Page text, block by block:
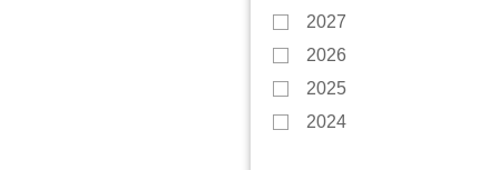
Arbor
Art-Tex
Artec
Atlant
2027
2026
2025
2024